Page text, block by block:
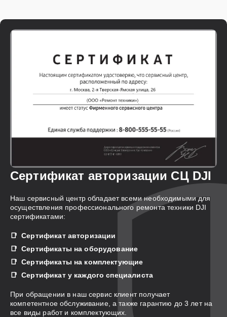
Сертификат авторизации СЦ DJI
Наш сервисный центр обладает всеми необходимыми для
осуществления профессионального ремонта техники DJI
сертификатами:
Сертификат авторизации
Сертификаты на оборудование
Сертификаты на комплектующие
Сертификат у каждого специалиста
При обращении в наш сервис клиент получает
компетентное обслуживание, а также гарантию до 3 лет на
все виды работ и комплектующих.